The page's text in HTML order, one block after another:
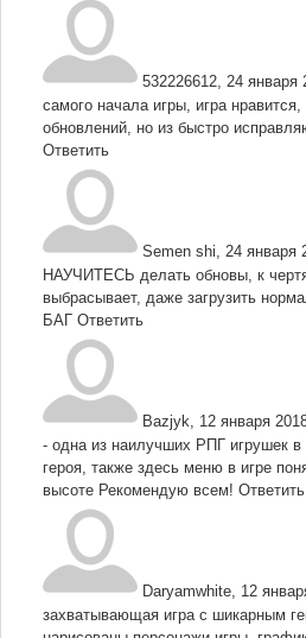
532226612 24 января
самого начала игры, игра
обновлений, но из быстро
Ответить
Semen shi 24 января
НАУЧИТЕСЬ делать обновы, к
выбрасывает, даже загрузить
БАГ Ответить
Bazjyk 12 января
- одна из наилучших РПГ игрушек
героя, также здесь меню в игре
высоте Рекомендую всем! Ответить
Daryamwhite 12
захватывающая игра с шикарным